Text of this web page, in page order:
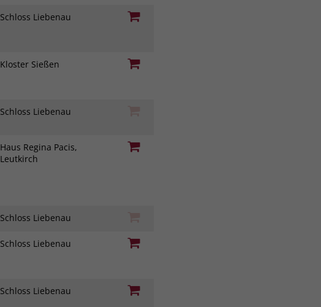
Schloss Liebenau
Kloster Sießen
Schloss Liebenau
Haus Regina Pacis,
Leutkirch
Schloss Liebenau
Schloss Liebenau
Schloss Liebenau